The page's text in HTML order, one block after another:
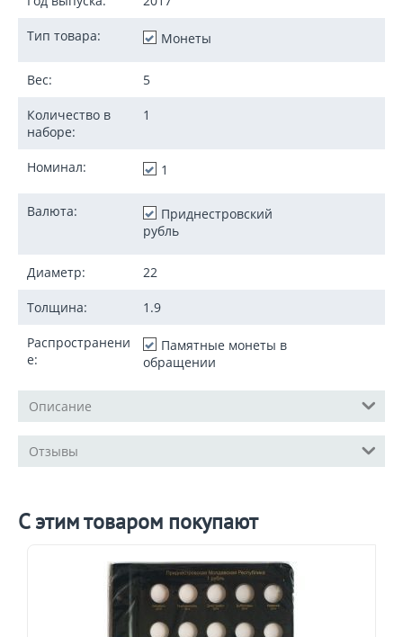
Тип товара: Монеты
Вес: 5
Количество в
наборе:
1
Номинал: 1
Валюта:
Приднестровский
рубль
Диаметр: 22
Толщина: 1.9
Распространени
е:
Памятные монеты в
обращении
Описание
Отзывы
С этим товаром покупают